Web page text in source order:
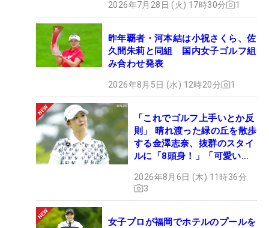
2026年7月28日 (火) 17時30分 1
昨年覇者・河本結は小祝さくら、佐
久間朱莉と同組 国内女子ゴルフ組
み合わせ発表
2026年8月5日 (水) 12時20分 1
「これでゴルフ上手いとか反
則」 晴れ渡った緑の丘を散歩
する金澤志奈、抜群のスタイ
ルに「8頭身！」「可愛いに
2026年8月6日 (木) 11時36分
3
女子プロが福岡でホテルのプールを